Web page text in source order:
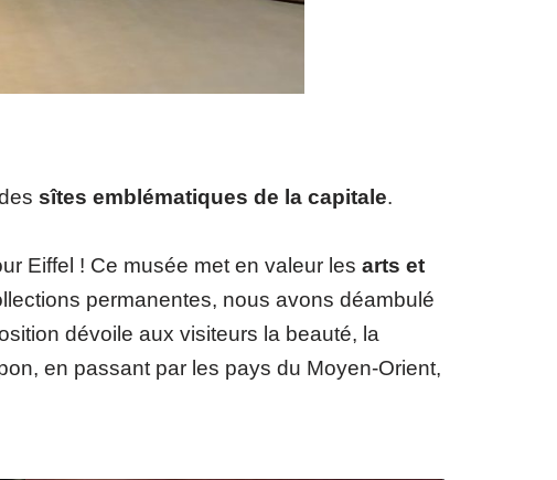
sîtes emblématiques de la capitale.
Eiffel ! Ce musée met en valeur les arts et
permanentes, nous avons déambulé
dévoile aux visiteurs la beauté, la
en passant par les pays du Moyen-Orient,